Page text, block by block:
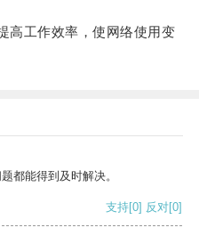
工作效率，使网络使用变
都能得到及时解决。
支持[0] 反对[0]